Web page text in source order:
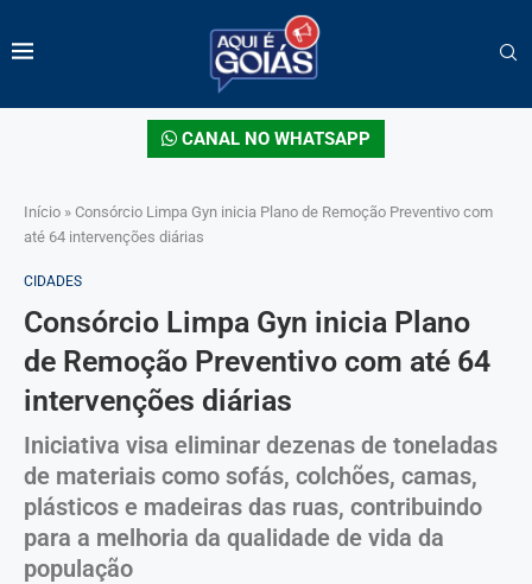
CANAL NO WHATSAPP
Início » Consórcio Limpa Gyn inicia Plano de Remoção Preventivo com
até 64 intervenções diárias
CIDADES
Consórcio Limpa Gyn inicia Plano
de Remoção Preventivo com até 64
intervenções diárias
Iniciativa visa eliminar dezenas de toneladas
de materiais como sofás, colchões, camas,
plásticos e madeiras das ruas, contribuindo
para a melhoria da qualidade de vida da
população